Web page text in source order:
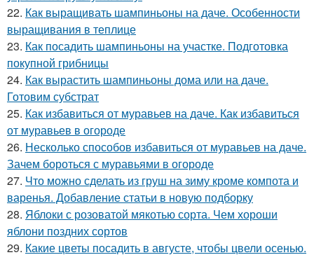
22. Как выращивать шампиньоны на даче. Особенности
выращивания в теплице
23. Как посадить шампиньоны на участке. Подготовка
покупной грибницы
24. Как вырастить шампиньоны дома или на даче.
Готовим субстрат
25. Как избавиться от муравьев на даче. Как избавиться
от муравьев в огороде
26. Несколько способов избавиться от муравьев на даче.
Зачем бороться с муравьями в огороде
27. Что можно сделать из груш на зиму кроме компота и
варенья. Добавление статьи в новую подборку
28. Яблоки с розоватой мякотью сорта. Чем хороши
яблони поздних сортов
29. Какие цветы посадить в августе, чтобы цвели осенью.